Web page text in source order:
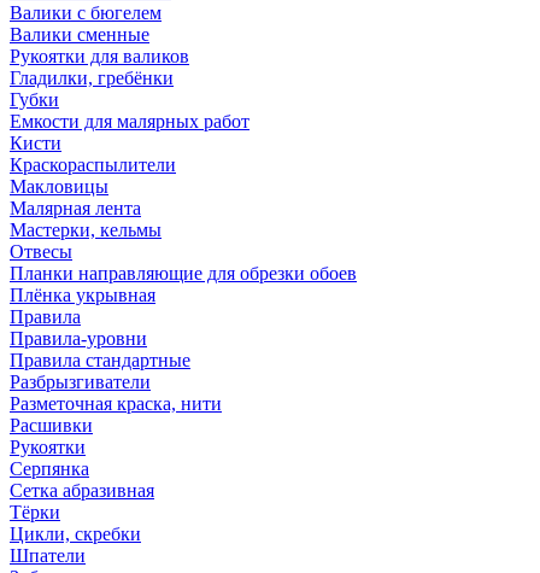
Валики с бюгелем
Валики сменные
Рукоятки для валиков
Гладилки, гребёнки
Губки
Емкости для малярных работ
Кисти
Краскораспылители
Макловицы
Малярная лента
Мастерки, кельмы
Отвесы
Планки направляющие для обрезки обоев
Плёнка укрывная
Правила
Правила-уровни
Правила стандартные
Разбрызгиватели
Разметочная краска, нити
Расшивки
Рукоятки
Серпянка
Сетка абразивная
Тёрки
Цикли, скребки
Шпатели